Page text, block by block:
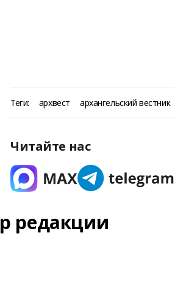
Теги: архвест архангельский вестник
Читайте нас
редакции